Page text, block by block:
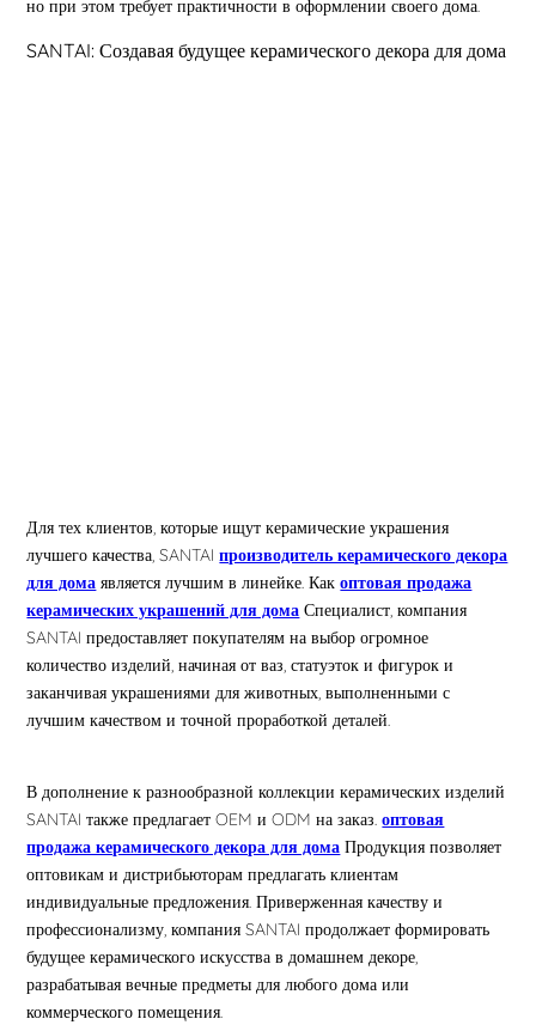
но при этом требует практичности в оформлении своего дома.
SANTAI: Создавая будущее керамического декора для дома
Для тех клиентов, которые ищут керамические украшения
лучшего качества, SANTAIпроизводитель керамического декора
для дома является лучшим в линейке. Какоптовая продажа
керамических украшений для дома Специалист, компания
SANTAI предоставляет покупателям на выбор огромное
количество изделий, начиная от ваз, статуэток и фигурок и
заканчивая украшениями для животных, выполненными с
лучшим качеством и точной проработкой деталей.
В дополнение к разнообразной коллекции керамических изделий
SANTAI также предлагает OEM и ODM на заказ.оптовая
продажа керамического декора для дома Продукция позволяет
оптовикам и дистрибьюторам предлагать клиентам
индивидуальные предложения. Приверженная качеству и
профессионализму, компания SANTAI продолжает формировать
будущее керамического искусства в домашнем декоре,
разрабатывая вечные предметы для любого дома или
коммерческого помещения.